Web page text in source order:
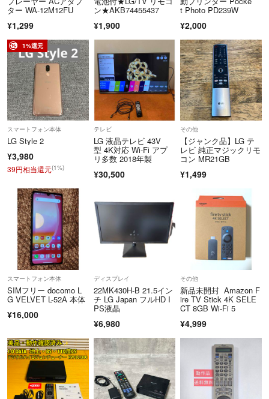
ター WA-12M12FU
¥1,299
ン★AKB74455437
¥1,900
t Photo PD239W
¥2,000
1%還元
スマートフォン本体
LG Style 2
¥3,980
39円相当還元(1%)
テレビ
LG 液晶テレビ 43V
型 4K対応 Wi-Fi アプ
リ多数 2018年製
¥30,500
その他
【ジャンク品】LG テ
レビ 純正マジックリモ
コン MR21GB
¥1,499
スマートフォン本体
SIMフリー docomo L
G VELVET L-52A 本体
¥16,000
ディスプレイ
22MK430H-B 21.5イン
チ LG Japan フルHD I
PS液晶
¥6,980
その他
新品未開封 Amazon F
ire TV Stick 4K SELE
CT 8GB Wi-Fi 5
¥4,999